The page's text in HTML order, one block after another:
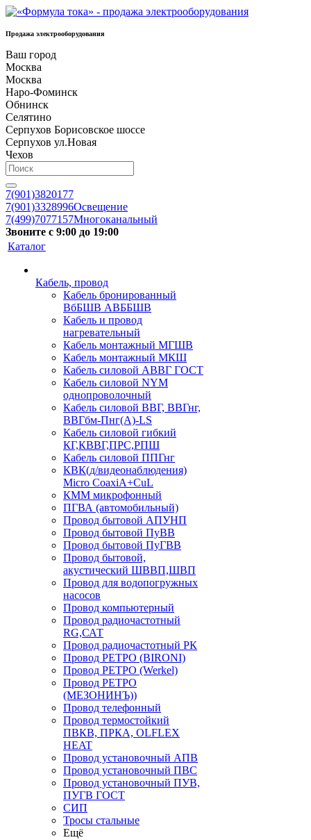
Продажа электрооборудования
Ваш город
Москва
Москва
Наро-Фоминск
Обнинск
Селятино
Серпухов Борисовское шоссе
Серпухов ул.Новая
Чехов
7(901)3820177
7(901)3328996Освещение
7(499)7077157Многоканальный
Звоните с 9:00 до 19:00
Каталог
Кабель, провод
Кабель бронированный
ВбБШВ АВББШВ
Кабель и провод
нагревательный
Кабель монтажный МГШВ
Кабель монтажный МКШ
Кабель силовой АВВГ ГОСТ
Кабель силовой NYM
однопроволочный
Кабель силовой ВВГ, ВВГнг,
ВВГбм-Пнг(А)-LS
Кабель силовой гибкий
КГ,КВВГ,ПРС,РПШ
Кабель силовой ППГнг
КВК(д/видеонаблюдения)
Micro CoaxiA+CuL
КММ микрофонный
ПГВА (автомобильный)
Провод бытовой АПУНП
Провод бытовой ПуВВ
Провод бытовой ПуГВВ
Провод бытовой,
акустический ШВВП,ШВП
Провод для водопогружных
насосов
Провод компьютерный
Провод радиочастотный
RG,САТ
Провод радиочастотный РК
Провод РЕТРО (BIRONI)
Провод РЕТРО (Werkel)
Провод РЕТРО
(МЕЗОНИНЪ))
Провод телефонный
Провод термостойкий
ПВКВ, ПРКА, OLFLEX
HEAT
Провод установочный АПВ
Провод установочный ПВС
Провод установочный ПУВ,
ПУГВ ГОСТ
СИП
Тросы стальные
Ещё